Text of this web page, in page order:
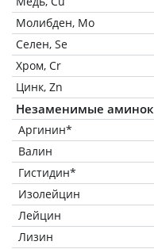
Молибден, Mo
Селен, Se
Хром, Cr
Цинк, Zn
Незаменимые
Аргинин*
Валин
Гистидин*
Изолейцин
Лейцин
Лизин